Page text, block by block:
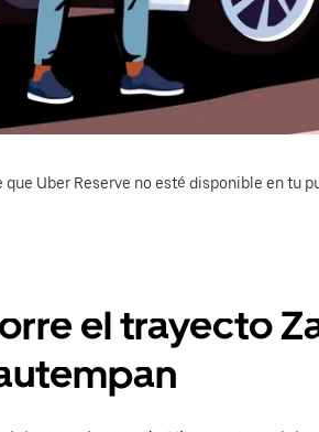
que Uber Reserve no esté disponible en tu
el trayecto